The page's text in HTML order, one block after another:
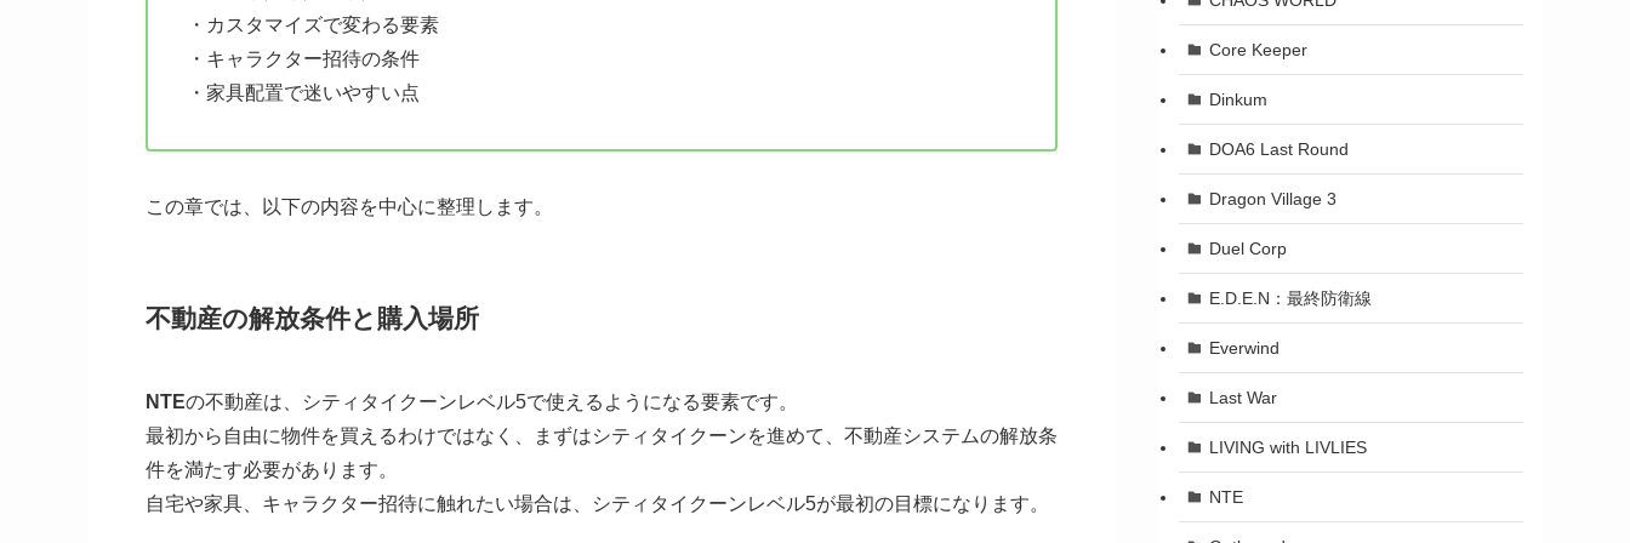
・カスタマイズで変わる要素
・キャラクター招待の条件
・家具配置で迷いやすい点
この章では、以下の内容を中心に整理します。
不動産の解放条件と購入場所
NTEの不動産は、シティタイクーンレベル5で使えるようになる要素です。
最初から自由に物件を買えるわけではなく、まずはシティタイクーンを進めて、不動産システムの解放条
件を満たす必要があります。
自宅や家具、キャラクター招待に触れたい場合は、シティタイクーンレベル5が最初の目標になります。
Core Keeper
Dinkum
DOA6 Last Round
Dragon Village 3
Duel Corp
E.D.E.N：最終防衛線
Everwind
Last War
LIVING with LIVLIES
NTE